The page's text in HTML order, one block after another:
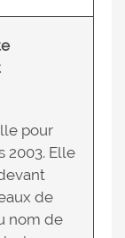
pour
2003. Elle
de
nom de